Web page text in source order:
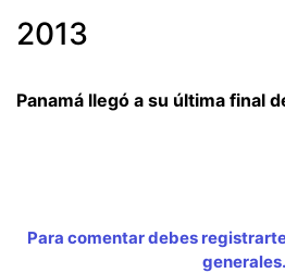
2013
Panamá llegó a su última final
Para comentar debes
generales.